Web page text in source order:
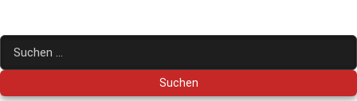
raus
Suchen
nach: